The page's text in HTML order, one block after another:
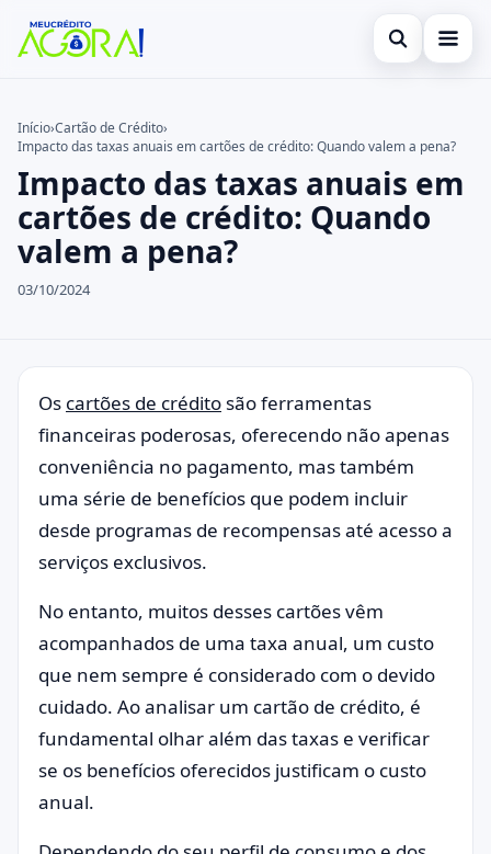
Abrir busca
Cartão de Crédito
Empréstimo
Finanças
Legal
Buscar no site
Buscar por:
Pressione Enter para buscar ou ESC para fechar.
Início›Cartão de Crédito›
Impacto das taxas anuais em cartões de crédito: Quando valem a pena?
Impacto das taxas anuais em
cartões de crédito: Quando
valem a pena?
03/10/2024
Os cartões de crédito são ferramentas
financeiras poderosas, oferecendo não apenas
conveniência no pagamento, mas também
uma série de benefícios que podem incluir
desde programas de recompensas até acesso a
serviços exclusivos.
No entanto, muitos desses cartões vêm
acompanhados de uma taxa anual, um custo
que nem sempre é considerado com o devido
cuidado. Ao analisar um cartão de crédito, é
fundamental olhar além das taxas e verificar
se os benefícios oferecidos justificam o custo
anual.